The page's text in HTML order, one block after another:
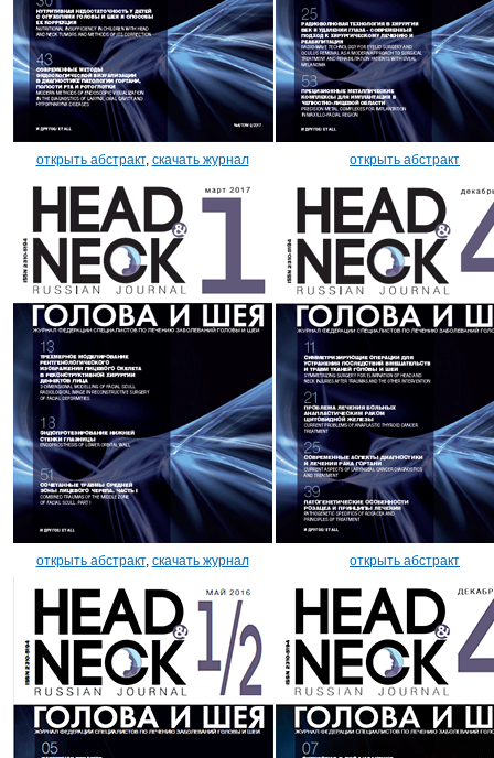
открыть абстракт, скачать журнал открыть абстракт
открыть абстракт, скачать журнал открыть абстракт